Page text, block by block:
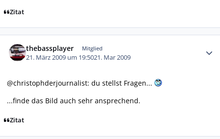
Zitat
thebassplayer Mitglied
21. März 2009 um 19:5021. Mar 2009
@christophderjournalist: du stellst Fragen...
...finde das Bild auch sehr ansprechend.
Zitat